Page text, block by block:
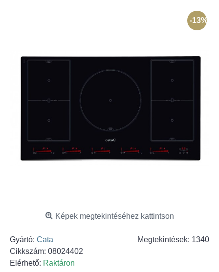
-13%
Képek megtekintéséhez kattintson
Megtekintések: 1340
Gyártó: Cata
Cikkszám: 08024402
Elérhető: Raktáron